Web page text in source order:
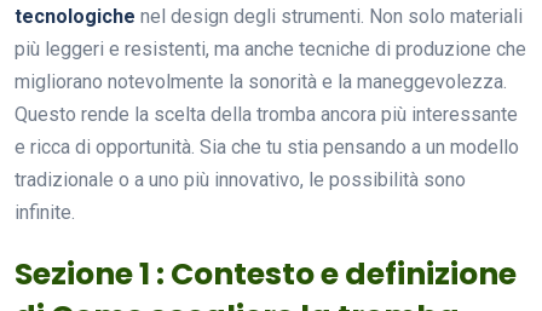
tecnologiche nel design degli strumenti. Non solo materiali
più leggeri e resistenti, ma anche tecniche di produzione che
migliorano notevolmente la sonorità e la maneggevolezza.
Questo rende la scelta della tromba ancora più interessante
e ricca di opportunità. Sia che tu stia pensando a un modello
tradizionale o a uno più innovativo, le possibilità sono
infinite.
Sezione 1 : Contesto e definizione